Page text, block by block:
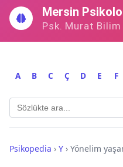
İçeriğe
geç
Mersin
Psk. Murat Bilim
A B C Ç D E F
Psikopedia › Y › Yönelim